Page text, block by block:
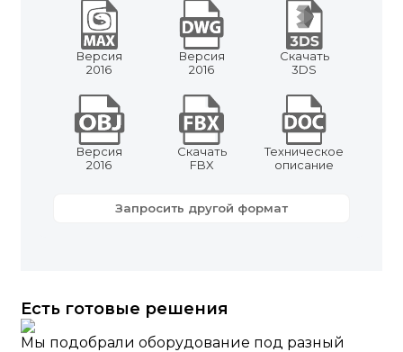
Версия
2016
Версия
2016
Скачать
3DS
Версия
2016
Скачать
FBX
Техническое
описание
Запросить другой формат
Есть готовые решения
Мы подобрали оборудование под разный